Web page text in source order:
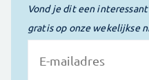
Vond je dit een
gratis op onze wekelijkse